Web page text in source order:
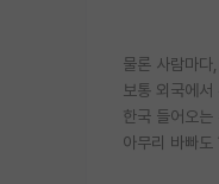
물론 사람마
보통 외국에
한국 들어오
아무리 바빠